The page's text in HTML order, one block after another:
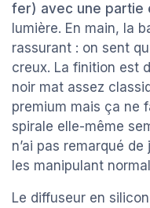
fer) avec une partie
lumière. En main, la
rassurant : on sent
creux. La finition est
noir mat assez
premium mais ça ne
spirale elle-même
n’ai pas remarqué
les manipulant
Le diffuseur en